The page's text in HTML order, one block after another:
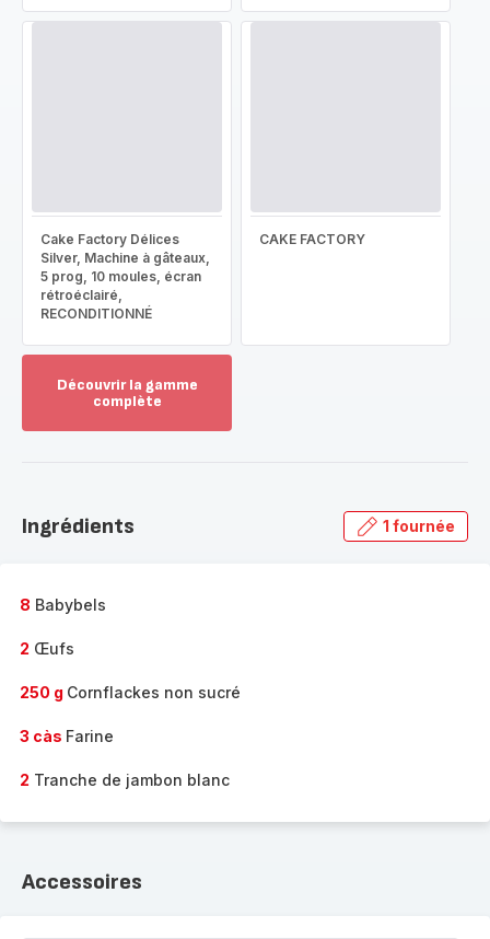
Cake Factory Délices
Silver, Machine à gâteaux,
5 prog, 10 moules, écran
rétroéclairé,
RECONDITIONNÉ
CAKE FACTORY
Découvrir la gamme
complète
gamme
Ingrédients 1 fournée
8 Babybels
2 Œufs
250 g Cornflackes non sucré
3 càs Farine
2 Tranche de jambon blanc
Accessoires